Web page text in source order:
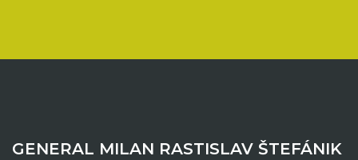
GENERAL MILAN RASTISLAV ŠTEFÁNIK